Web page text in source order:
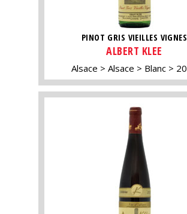
PINOT GRIS VIEILLES VIGNES
ALBERT KLEE
Alsace Alsace Blanc